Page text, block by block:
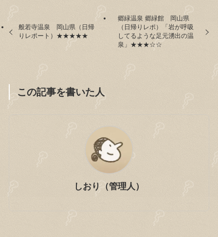
般若寺温泉 岡山県（日帰
りレポート）★★★★★
郷緑温泉 郷緑館 岡山県
（日帰りレポ）「岩が呼吸
してるような足元湧出の温
泉」★★★☆☆
この記事を書いた人
しおり（管理人）